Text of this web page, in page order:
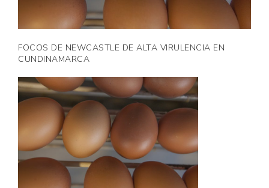
FOCOS DE NEWCASTLE DE ALTA VIRULENCIA EN
CUNDINAMARCA